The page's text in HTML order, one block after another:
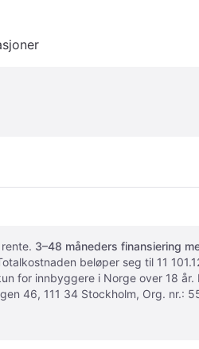
3–48 måneders finansiering
beløper seg til 11
for innbyggere i Norge over 18
46, 111 34 Stockholm, Org. nr.: